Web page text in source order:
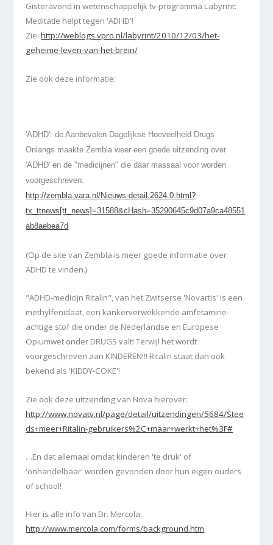
Gisteravond in wetenschappelijk tv-programma Labyrint:
Meditatie helpt tegen 'ADHD'!
Zie:http://weblogs.vpro.nl/labyrint/2010/12/03/het-
geheime-leven-van-het-brein/
Zie ook deze informatie:
'ADHD': deAanbevolen Dagelijkse Hoeveelheid Drugs
Onlangs maakteZembla weer een goede uitzending over
'ADHD' en de "medicijnen" die daar massaal voor worden
voorgeschreven:
http://zembla.vara.nl/Nieuws-detail.2624.0.html?
tx_ttnews[tt_news]=31588&cHash=35290645c9d07a9ca48551
ab8aebea7d
(Op de site van Zembla is meer goede informatie over
ADHD te vinden.)
"ADHD-medicijn Ritalin", van het Zwitserse 'Novartis' is een
methylfenidaat, een kankerverwekkende amfetamine-
achtige stof die onder de Nederlandse en Europese
Opiumwet onder DRUGS valt! Terwijl het wordt
voorgeschreven aan KINDEREN!!! Ritalin staat dan ook
bekend als 'KIDDY-COKE'!
Zie ook deze uitzending van Nova hierover:
http://www.novatv.nl/page/detail/uitzendingen/5684/Stee
ds+meer+Ritalin-gebruikers%2C+maar+werkt+het%3F#
…En dat allemaal omdat kinderen 'te druk' of
'onhandelbaar' worden gevonden door hun eigen ouders
of school!
Hier is alle info van Dr. Mercola:
http://www.mercola.com/forms/background.htm